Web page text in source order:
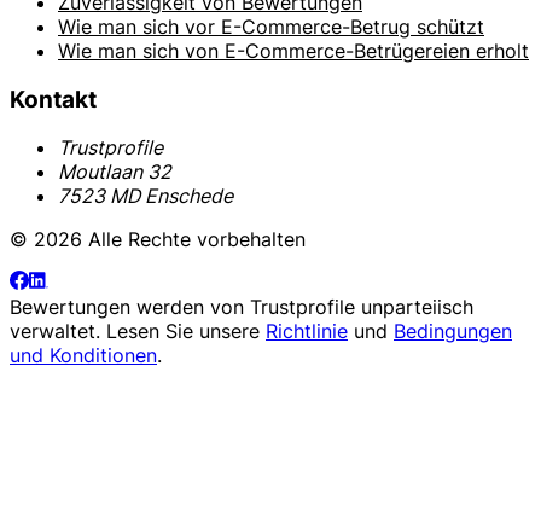
Wie man sich vor E-Commerce-Betrug schützt
Wie man sich von E-Commerce-Betrügereien erholt
Kontakt
Trustprofile
Moutlaan 32
7523 MD Enschede
© 2026 Alle Rechte vorbehalten
Bewertungen werden von Trustprofile unparteiisch
verwaltet. Lesen Sie unsere Richtlinie und Bedingungen
und Konditionen.